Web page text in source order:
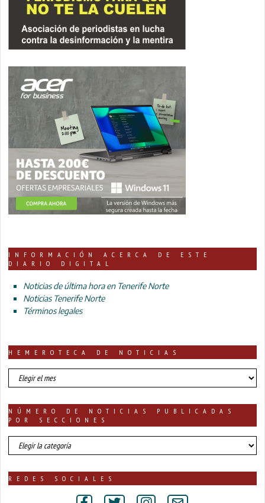
INFORMACIÓN ACERCA DE ESTE
DIARIO DIGITAL
Noticias de última hora en Tenerife Norte
Noticias Tenerife Norte
Términos legales
HEMEROTECA DE NOTICIAS
HEMEROTECA
DE
NÚMERO DE NOTICIAS PUBLICADAS
POR SECCIONES
número
de
publicadas
REDES SOCIALES